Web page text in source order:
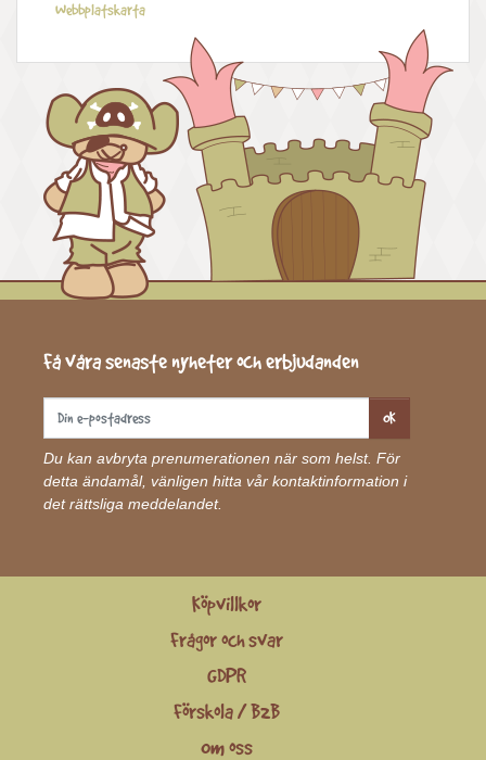
Webbplatskarta
Få våra senaste nyheter och erbjudanden
OK
Du kan avbryta prenumerationen när som helst. För
detta ändamål, vänligen hitta vår kontaktinformation i
det rättsliga meddelandet.
Köpvillkor
Frågor och svar
GDPR
Förskola / B2B
Om oss